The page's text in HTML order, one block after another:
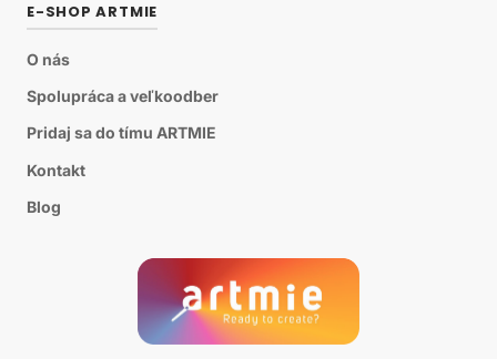
E-SHOP ARTMIE
O nás
Spolupráca a veľkoodber
Pridaj sa do tímu ARTMIE
Kontakt
Blog